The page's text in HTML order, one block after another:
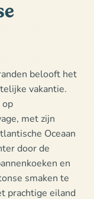
belooft het
vakantie.
op
, met zijn
Oceaan
door de
en
smaken te
prachtige eiland